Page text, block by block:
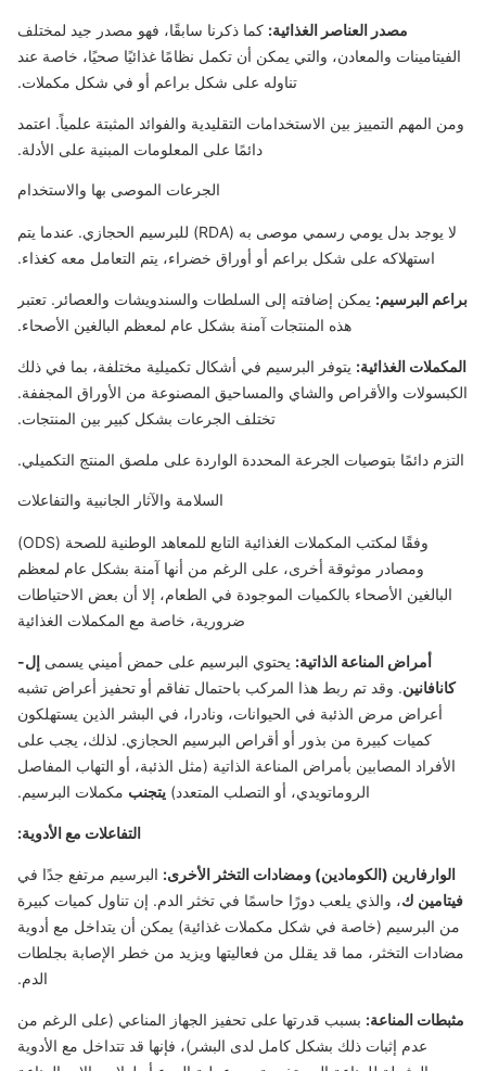
مصدر العناصر الغذائية: كما ذكرنا سابقًا، فهو مصدر جيد لمختلف
الفيتامينات والمعادن، والتي يمكن أن تكمل نظامًا غذائيًا صحيًا، خاصة عند
تناوله على شكل براعم أو في شكل مكملات.
ومن المهم التمييز بين الاستخدامات التقليدية والفوائد المثبتة علمياً. اعتمد
دائمًا على المعلومات المبنية على الأدلة.
الجرعات الموصى بها والاستخدام
لا يوجد بدل يومي رسمي موصى به (RDA) للبرسيم الحجازي. عندما يتم
استهلاكه على شكل براعم أو أوراق خضراء، يتم التعامل معه كغذاء.
براعم البرسيم: يمكن إضافته إلى السلطات والسندويشات والعصائر. تعتبر
هذه المنتجات آمنة بشكل عام لمعظم البالغين الأصحاء.
المكملات الغذائية: يتوفر البرسيم في أشكال تكميلية مختلفة، بما في ذلك
الكبسولات والأقراص والشاي والمساحيق المصنوعة من الأوراق المجففة.
تختلف الجرعات بشكل كبير بين المنتجات.
التزم دائمًا بتوصيات الجرعة المحددة الواردة على ملصق المنتج التكميلي.
السلامة والآثار الجانبية والتفاعلات
وفقًا لمكتب المكملات الغذائية التابع للمعاهد الوطنية للصحة (ODS)
ومصادر موثوقة أخرى، على الرغم من أنها آمنة بشكل عام لمعظم
البالغين الأصحاء بالكميات الموجودة في الطعام، إلا أن بعض الاحتياطات
ضرورية، خاصة مع المكملات الغذائية
أمراض المناعة الذاتية: يحتوي البرسيم على حمض أميني يسمى إل-
كانافانين. وقد تم ربط هذا المركب باحتمال تفاقم أو تحفيز أعراض تشبه
أعراض مرض الذئبة في الحيوانات، ونادرا، في البشر الذين يستهلكون
كميات كبيرة من بذور أو أقراص البرسيم الحجازي. لذلك، يجب على
الأفراد المصابين بأمراض المناعة الذاتية (مثل الذئبة، أو التهاب المفاصل
الروماتويدي، أو التصلب المتعدد) يتجنب مكملات البرسيم.
التفاعلات مع الأدوية:
الوارفارين (الكومادين) ومضادات التخثر الأخرى: البرسيم مرتفع جدًا في
فيتامين ك، والذي يلعب دورًا حاسمًا في تخثر الدم. إن تناول كميات كبيرة
من البرسيم (خاصة في شكل مكملات غذائية) يمكن أن يتداخل مع أدوية
مضادات التخثر، مما قد يقلل من فعاليتها ويزيد من خطر الإصابة بجلطات
الدم.
مثبطات المناعة: بسبب قدرتها على تحفيز الجهاز المناعي (على الرغم من
عدم إثبات ذلك بشكل كامل لدى البشر)، فإنها قد تتداخل مع الأدوية